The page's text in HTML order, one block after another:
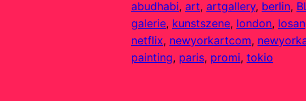
abudhabi, art, artgallery, berlin,
galerie, kunstszene, london,
netflix, newyorkartcom,
painting, paris, promi, tokio